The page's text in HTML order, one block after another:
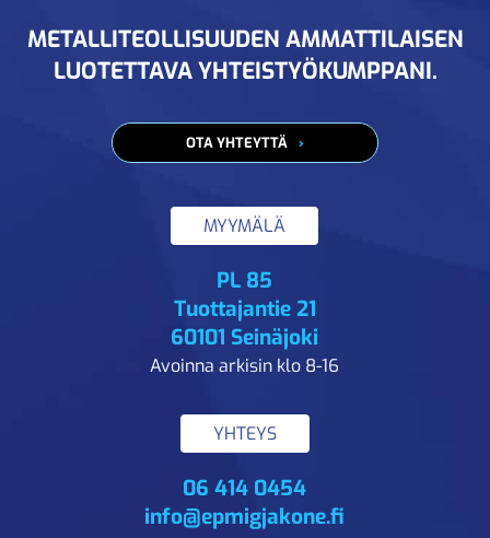
METALLITEOLLISUUDEN AMMATTILAISEN
LUOTETTAVA YHTEISTYÖKUMPPANI.
OTA YHTEYTTÄ
MYYMÄLÄ
PL 85
Tuottajantie 21
60101 Seinäjoki
Avoinna arkisin klo 8-16
YHTEYS
06 414 0454
info@epmigjakone.fi